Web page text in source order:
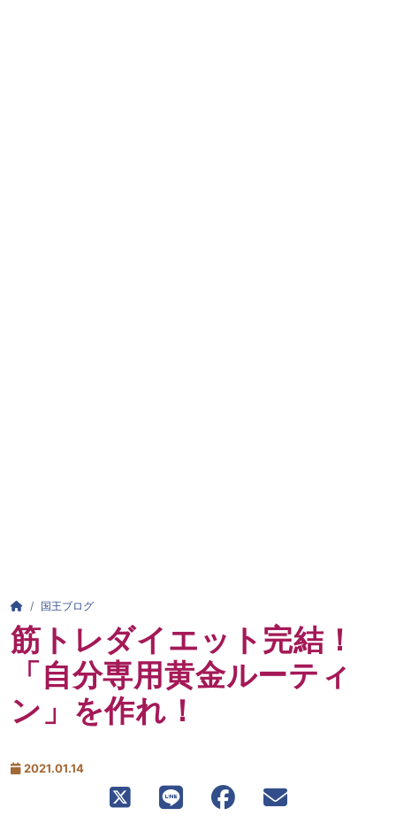
パンくずリスト
HOME 国王ブログ
筋トレダイエット完結！
「自分専用黄金ルーティ
ン」を作れ！
2021.01.14